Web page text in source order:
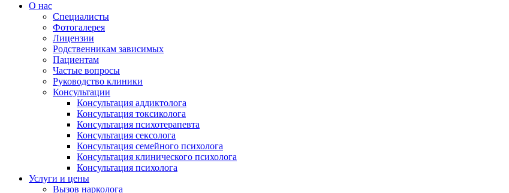
О нас
Специалисты
Фотогалерея
Лицензии
Родственникам зависимых
Пациентам
Частые вопросы
Руководство клиники
Консультации
Консультация аддиктолога
Консультация токсиколога
Консультация психотерапевта
Консультация сексолога
Консультация семейного психолога
Консультация клинического психолога
Консультация психолога
Услуги и цены
Вызов нарколога